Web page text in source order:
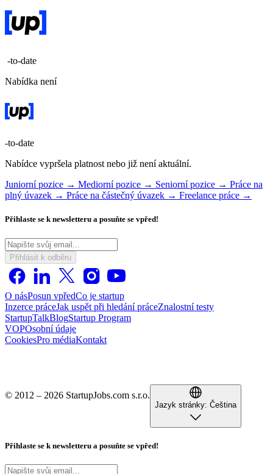
-to-date
Nabídka není
-to-date
Nabídce vypršela platnost nebo již není aktuální.
Juniorní pozice → Mediorní pozice → Seniorní pozice → Práce na
plný úvazek → Práce na částečný úvazek → Freelance práce →
Přihlaste se k newsletteru a posuňte se vpřed!
Přihlásit k odběru
O násPosun vpředCo je startup
Inzerce práceJak uspět při hledání práceZnalostní testy
StartupTalkBlogStartup Program
VOPOsobní údaje
CookiesPro médiaKontakt
© 2012 – 2026 StartupJobs.com s.r.o.
Jazyk stránky: Čeština
Přihlaste se k newsletteru a posuňte se vpřed!